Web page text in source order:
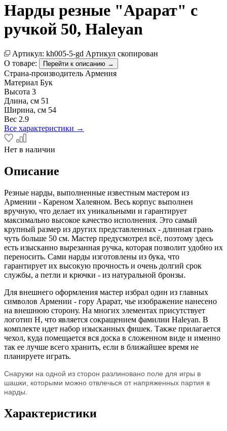
Нарды резные "Арарат" с
ручкой 50, Haleyan
Артикул: kh005-5-gd Артикул скопирован
О товаре:
Перейти к описанию →
Страна-производитель Армения
Материал Бук
Высота 3
Длина, см 51
Ширина, см 54
Вес 2.9
Все характеристики →
Нет в наличии
Описание
Резные нарды, выполненные известным мастером из
Армении - Кареном Халеяном. Весь корпус выполнен
вручную, что делает их уникальными и гарантирует
максимально высокое качество исполнения. Это самый
крупный размер из других представленных - длинная грань
чуть больше 50 см. Мастер предусмотрел всё, поэтому здесь
есть изысканно вырезанная ручка, которая позволит удобно их
переносить. Сами нарды изготовлены из бука, что
гарантирует их высокую прочность и очень долгий срок
службы, а петли и крючки - из натуральной бронзы.
Для внешнего оформления мастер избрал один из главных
символов Армении - гору Арарат, чье изображение нанесено
на внешнюю сторону. На многих элементах присутствует
логотип H, что является сокращением фамилии Haleyan. В
комплекте идет набор изысканных фишек. Также прилагается
чехол, куда помещается вся доска в сложенном виде и именно
так ее лучше всего хранить, если в ближайшее время не
планируете играть.
Снаружи на одной из сторон разлиновано поле для игры в
шашки, которыми можно отвлечься от напряженных партия в
нарды.
Характеристики